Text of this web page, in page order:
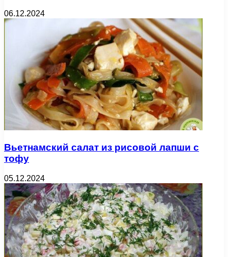
06.12.2024
Вьетнамский салат из рисовой лапши с
тофу
05.12.2024